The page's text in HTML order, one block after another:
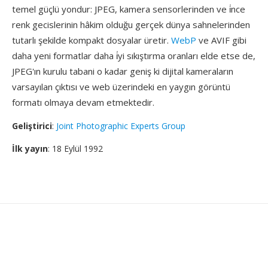
temel güçlü yondur: JPEG, kamera sensorlerinden ve i̇nce
renk gecislerinin hâkim olduğu gerçek dünya sahnelerinden
tutarlı şekilde kompakt dosyalar üretir. WebP ve AVIF gibi
daha yeni formatlar daha i̇yi sıkıştırma oranları elde etse de,
JPEG'ın kurulu tabani o kadar geniş ki dijital kameraların
varsayılan çıktısı ve web üzerindeki en yaygın görüntü
formatı olmaya devam etmektedir.
Geliştirici: Joint Photographic Experts Group
İlk yayın: 18 Eylül 1992